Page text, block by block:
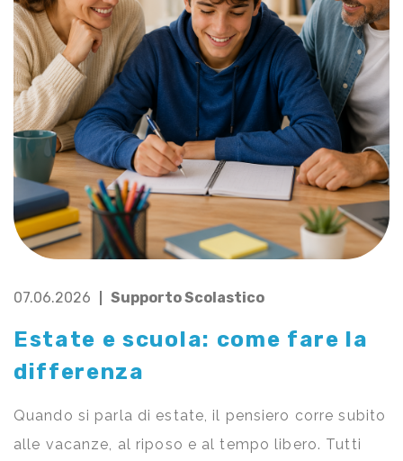
07.06.2026 Supporto Scolastico
Estate e scuola: come fare la
differenza
Quando si parla di estate, il pensiero corre subito
alle vacanze, al riposo e al tempo libero. Tutti